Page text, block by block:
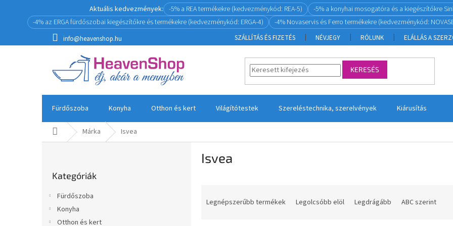
Aktuális kedvezmények: -5% a REA termékekre (kedvezménykód: REA-5)
-5% a konyhai mosogatóra és a kiegészítőkre
-4% az ERGA fürdőszobai kiegészítőkre és termékekre (kedvezménykód: ERGA-4)
-4% Novaservis és Ferro termékekre (kedvezménykód:
info@heavenshop.hu SZÁLLÍTÁS ÉS FIZETÉS NÉVJEGY RÓLUNK ELÁLLÁS A
KERESÉS
Fürdőszoba Konyha Otthon és kert Világítótestek Szereléstechnika, szerelvények Kiárusítás
KezdőlapMárka Isvea
átugrása
Kategóriák
Fürdőszoba
Konyha
Otthon és kert
Isvea
Legnépszerűbb termékek Legolcsóbb elöl Legdrágább ABC szerint